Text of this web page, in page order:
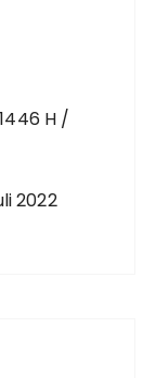
H /
2022